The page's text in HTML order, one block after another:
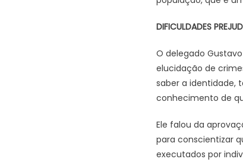
DIFICULDADES
O delegado
elucidação de
saber a identidade,
conhecimento de
Ele falou da
para conscientizar
executados por